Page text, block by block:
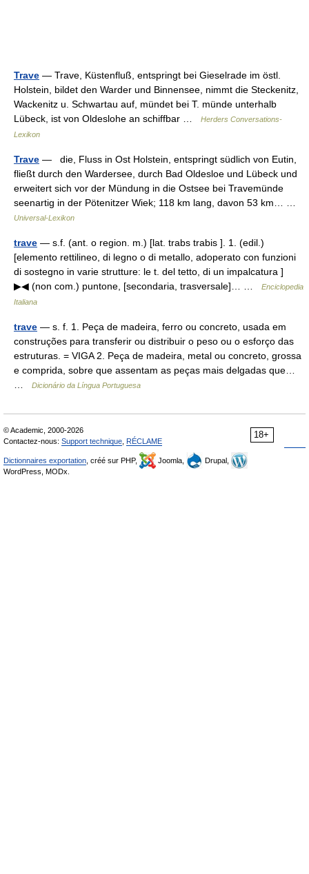
Trave — Trave, Küstenfluß, entspringt bei Gieselrade im östl.
Holstein, bildet den Warder und Binnensee, nimmt die Steckenitz,
Wackenitz u. Schwartau auf, mündet bei T. münde unterhalb
Lübeck, ist von Oldeslohe an schiffbar …
Herders Conversations-
Lexikon
Trave — die, Fluss in Ost Holstein, entspringt südlich von Eutin,
fließt durch den Wardersee, durch Bad Oldesloe und Lübeck und
erweitert sich vor der Mündung in die Ostsee bei Travemünde
seenartig in der Pötenitzer Wiek; 118 km lang, davon 53 km… …
Universal-Lexikon
trave — s.f. (ant. o region. m.) [lat. trabs trabis ]. 1. (edil.)
[elemento rettilineo, di legno o di metallo, adoperato con funzioni
di sostegno in varie strutture: le t. del tetto, di un impalcatura ]
▶◀ (non com.) puntone, [secondaria, trasversale]… …
Enciclopedia
Italiana
trave — s. f. 1. Peça de madeira, ferro ou concreto, usada em
construções para transferir ou distribuir o peso ou o esforço das
estruturas. = VIGA 2. Peça de madeira, metal ou concreto, grossa
e comprida, sobre que assentam as peças mais delgadas que…
Dicionário da Língua Portuguesa
18+
© Academic, 2000-2026
Contactez-nous: Support technique RÉCLAME
Dictionnaires exportation , créé sur PHP, Joomla,
Drupal,
WordPress, MODx.